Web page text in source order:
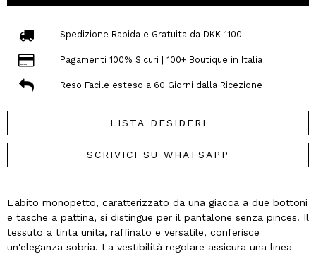
Spedizione Rapida e Gratuita da DKK 1100
Pagamenti 100% Sicuri | 100+ Boutique in Italia
Reso Facile esteso a 60 Giorni dalla Ricezione
LISTA DESIDERI
SCRIVICI SU WHATSAPP
L'abito monopetto, caratterizzato da una giacca a due bottoni
e tasche a pattina, si distingue per il pantalone senza pinces. Il
tessuto a tinta unita, raffinato e versatile, conferisce
un'eleganza sobria. La vestibilità regolare assicura una linea